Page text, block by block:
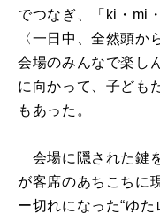
でつなぎ、「ki・mi
〈一日中、全然頭か
会場のみんなで楽し
に向かって、子ども
もあった。
会場に隠された鍵
が客席のあちこちに
ー切れになった“ゆ